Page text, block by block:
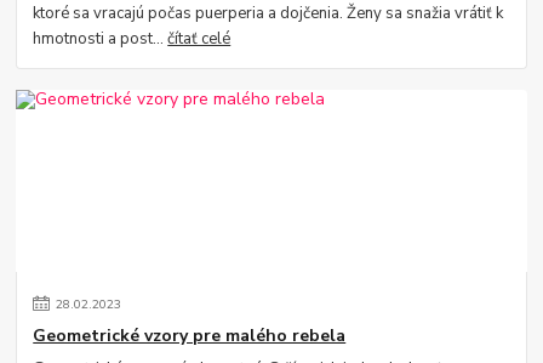
ktoré sa vracajú počas puerperia a dojčenia. Ženy sa snažia vrátiť k
hmotnosti a post...čítať celé
28.02.2023
Geometrické vzory pre malého rebela